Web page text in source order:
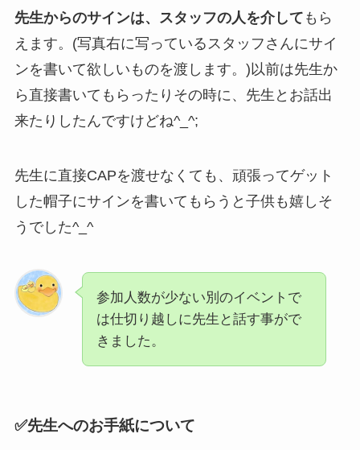
先生からのサインは、スタッフの人を介して もら
えます。(写真右に写っているスタッフさんにサイ
ンを書いて欲しいものを渡します。)以前は先生か
ら直接書いてもらったりその時に、先生とお話出
来たりしたんですけどね^_^;
先生に直接CAPを渡せなくても、頑張ってゲット
した帽子にサインを書いてもらうと子供も嬉しそ
うでした^_^
参加人数が少ない別のイベントで
は仕切り越しに先生と話す事がで
きました。
✅先生へのお手紙について